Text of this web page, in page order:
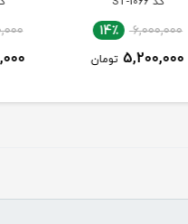
6,000,000
5,200,000 تومان